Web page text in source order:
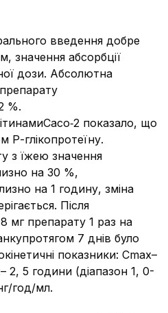
введення добре
значення абсорбції
дози. Абсолютна
препарату
%.
показало, що
Р-глікопротеїну.
з їжею значення
на 30 %,
на 1 годину, зміна
Після
мг препарату 1 раз на
7 днів було
показники: Сmax–
2, 5 години (діапазон 1, 0-
год/мл.